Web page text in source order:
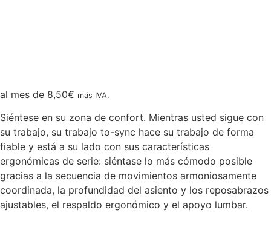
al mes de 8,50€ más IVA.
Siéntese en su zona de confort. Mientras usted sigue con
su trabajo, su trabajo to-sync hace su trabajo de forma
fiable y está a su lado con sus características
ergonómicas de serie: siéntase lo más cómodo posible
gracias a la secuencia de movimientos armoniosamente
coordinada, la profundidad del asiento y los reposabrazos
ajustables, el respaldo ergonómico y el apoyo lumbar.